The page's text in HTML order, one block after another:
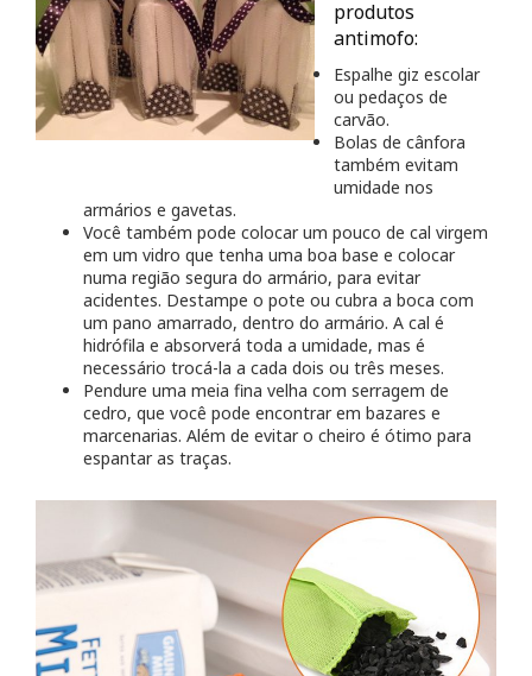
produtos
antimofo:
Espalhe giz escolar
ou pedaços de
carvão.
Bolas de cânfora
também evitam
umidade nos
armários e gavetas.
Você também pode colocar um pouco de cal virgem
em um vidro que tenha uma boa base e colocar
numa região segura do armário, para evitar
acidentes. Destampe o pote ou cubra a boca com
um pano amarrado, dentro do armário. A cal é
hidrófila e absorverá toda a umidade, mas é
necessário trocá-la a cada dois ou três meses.
Pendure uma meia fina velha com serragem de
cedro, que você pode encontrar em bazares e
marcenarias. Além de evitar o cheiro é ótimo para
espantar as traças.